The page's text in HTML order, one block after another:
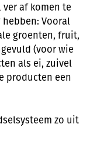
af komen te
Vooral
groenten, fruit,
(voor wie
als ei, zuivel
producten een
zo uit